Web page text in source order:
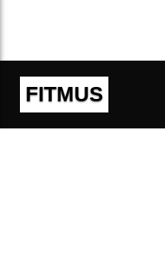
FITMUS